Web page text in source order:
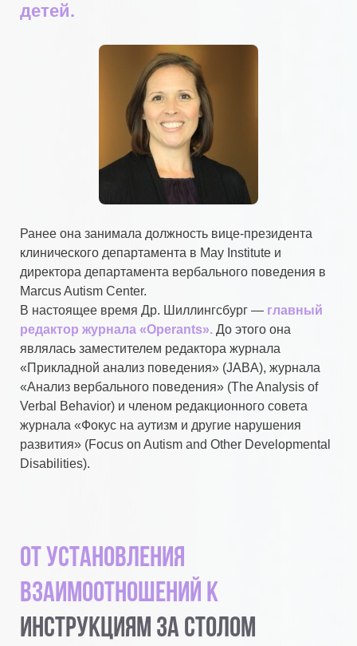
детей.
Ранее она занимала должность вице-президента
клинического департамента в May Institute и
директора департамента вербального поведения в
Marcus Autism Center.
В настоящее время Др. Шиллингсбург — главный
редактор журнала «Operants». До этого она
являлась заместителем редактора журнала
«Прикладной анализ поведения» (JABA), журнала
«Анализ вербального поведения» (The Analysis of
Verbal Behavior) и членом редакционного совета
журнала «Фокус на аутизм и другие нарушения
развития» (Focus on Autism and Other Developmental
Disabilities).
От установления
взаимоотношений к
инструкциям за столом